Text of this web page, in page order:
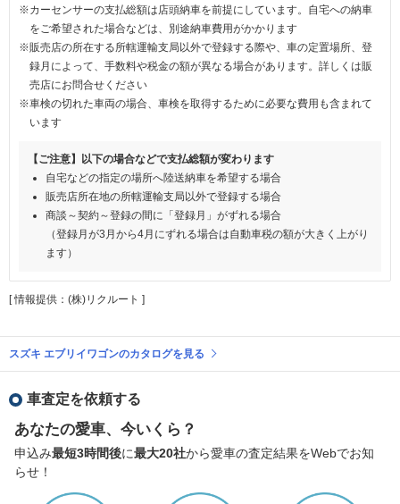
※カーセンサーの支払総額は店頭納車を前提にしています。自宅への納車
をご希望された場合などは、別途納車費用がかかります
※販売店の所在する所轄運輸支局以外で登録する際や、車の定置場所、登
録月によって、手数料や税金の額が異なる場合があります。詳しくは販
売店にお問合せください
※車検の切れた車両の場合、車検を取得するために必要な費用も含まれて
います
【ご注意】以下の場合などで支払総額が変わります
自宅などの指定の場所へ陸送納車を希望する場合
販売店所在地の所轄運輸支局以外で登録する場合
商談～契約～登録の間に「登録月」がずれる場合
（登録月が3月から4月にずれる場合は自動車税の額が大きく上がり
ます）
[ 情報提供：(株)リクルート ]
スズキ エブリイワゴンのカタログを見る
車査定を依頼する
あなたの愛車、今いくら？
申込み最短3時間後に最大20社から愛車の査定結果をWebでお知
らせ！